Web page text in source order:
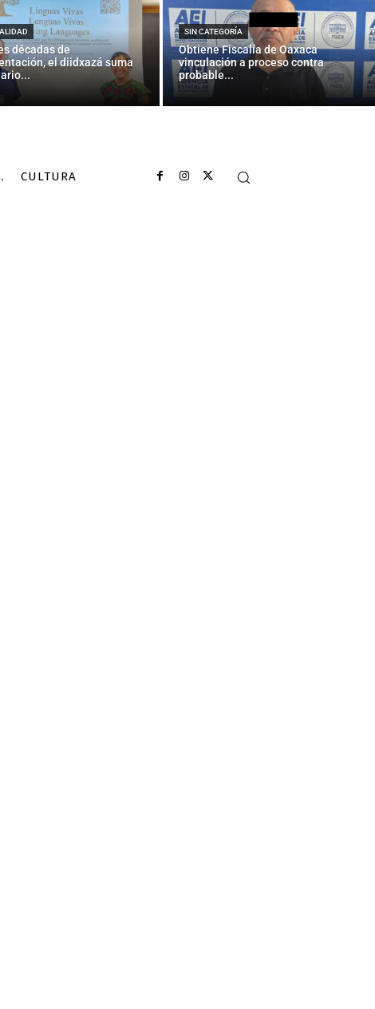
décadas de
el diidxazá suma
SIN CATEGORÍA
Obtiene Fiscalía de Oaxaca
vinculación a proceso contra
probable...
CULTURA